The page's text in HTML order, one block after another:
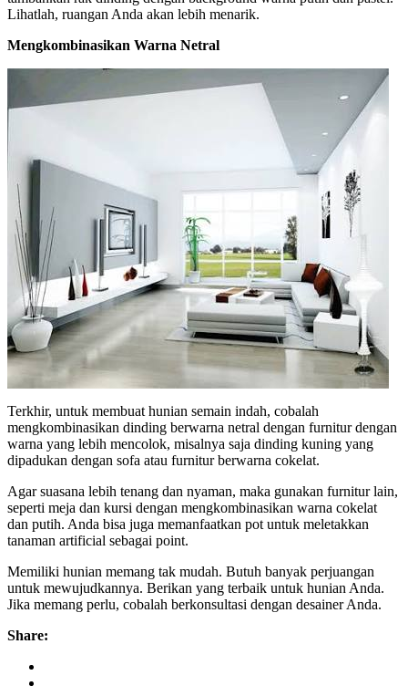
Lihatlah, ruangan Anda akan lebih menarik.
Mengkombinasikan Warna Netral
Terkhir, untuk membuat hunian semain indah, cobalah
mengkombinasikan dinding berwarna netral dengan furnitur dengan
warna yang lebih mencolok, misalnya saja dinding kuning yang
dipadukan dengan sofa atau furnitur berwarna cokelat.
Agar suasana lebih tenang dan nyaman, maka gunakan furnitur lain,
seperti meja dan kursi dengan mengkombinasikan warna cokelat
dan putih. Anda bisa juga memanfaatkan pot untuk meletakkan
tanaman artificial sebagai point.
Memiliki hunian memang tak mudah. Butuh banyak perjuangan
untuk mewujudkannya. Berikan yang terbaik untuk hunian Anda.
Jika memang perlu, cobalah berkonsultasi dengan desainer Anda.
Share: